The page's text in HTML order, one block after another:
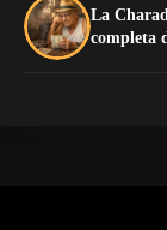
La
completa